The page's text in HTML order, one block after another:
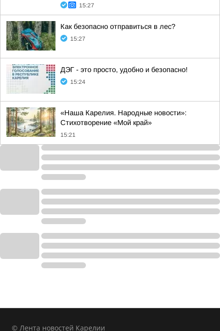
15:27
Как безопасно отправиться в лес?
15:27
ДЭГ - это просто, удобно и безопасно!
15:24
«Наша Карелия. Народные новости»:
Стихотворение «Мой край»
15:21
© Лента новостей Карелии